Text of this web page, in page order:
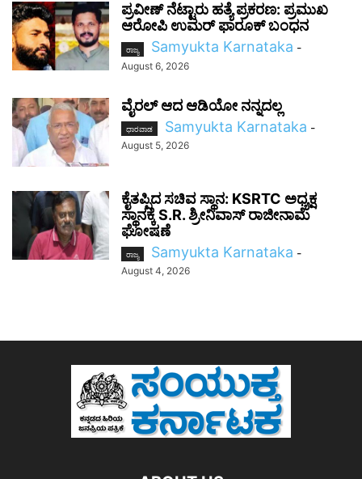
ಪ್ರವೀಣ್ ನೆಟ್ಟಾರು ಹತ್ಯೆ ಪ್ರಕರಣ: ಪ್ರಮುಖ
ಆರೋಪಿ ಉಮರ್ ಫಾರೂಕ್ ಬಂಧನ
ರಾಜ್ಯ Samyukta Karnataka -
August 6, 2026
ವೈರಲ್ ಆದ ಆಡಿಯೋ ನನ್ನದಲ್ಲ
ಧಾರವಾಡ Samyukta Karnataka -
August 5, 2026
ಕೈತಪ್ಪಿದ ಸಚಿವ ಸ್ಥಾನ: KSRTC ಅಧ್ಯಕ್ಷ
ಸ್ಥಾನಕ್ಕೆ S.R. ಶ್ರೀನಿವಾಸ್ ರಾಜೀನಾಮೆ
ಘೋಷಣೆ
ರಾಜ್ಯ Samyukta Karnataka -
August 4, 2026